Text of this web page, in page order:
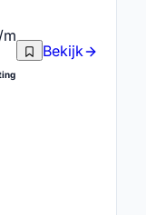
Bekijk